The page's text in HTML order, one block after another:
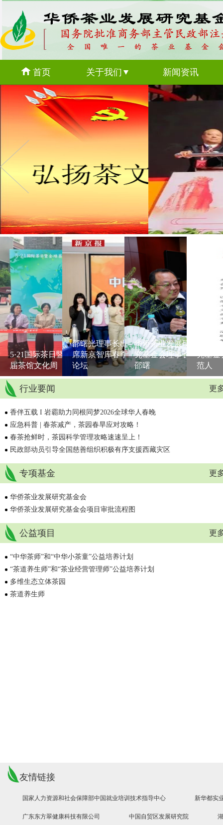
首页 关于我们 新闻资讯
5·21国际茶日暨首
届茶馆文化周
邵曙光理事长出
席新京智库春季
论坛
华侨茶业发展研
究基金会理事长
邵曙
华侨
究基金
范人
行业要闻 更
香伴五载 I 岩霸助力同根同梦2026全球华人春晚
应急科普 | 春茶减产，茶园春旱应对攻略！
春茶抢鲜时，茶园科学管理攻略速速呈上！
民政部动员引导全国慈善组织积极有序支援西藏灾区
专项基金 更
华侨茶业发展研究基金会
华侨茶业发展研究基金会项目审批流程图
公益项目 更
“中华茶师”和“中华小茶童”公益培养计划
“茶道养生师”和“茶业经营管理师”公益培养计划
多维生态立体茶园
茶道养生师
友情链接
国家人力资源和社会保障部中国就业培训技术指导中心 新华都实
广东东方翠健康科技有限公司 中国自贸区发展研究院